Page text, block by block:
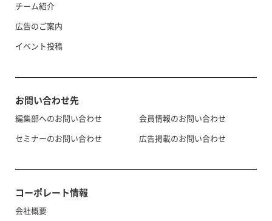
チーム紹介
広告のご案内
イベント投稿
お問い合わせ先
編集部へのお問い合わせ
セミナーのお問い合わせ
会員情報のお問い合わせ
広告掲載のお問い合わせ
コーポレート情報
会社概要